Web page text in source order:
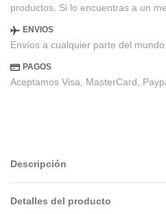
productos. Si lo encuentras a un
ENVIOS
Envíos a cualquier parte del mundo.
PAGOS
Aceptamos Visa, MasterCard,
Descripción
Detalles del producto